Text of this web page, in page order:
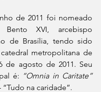
de 2011 foi nomeado
XVI, arcebispo
de Brasília, tendo sido
metropolitana de
de agosto de 2011. Seu
é: “Omnia in Caritate”
“Tudo na caridade”.